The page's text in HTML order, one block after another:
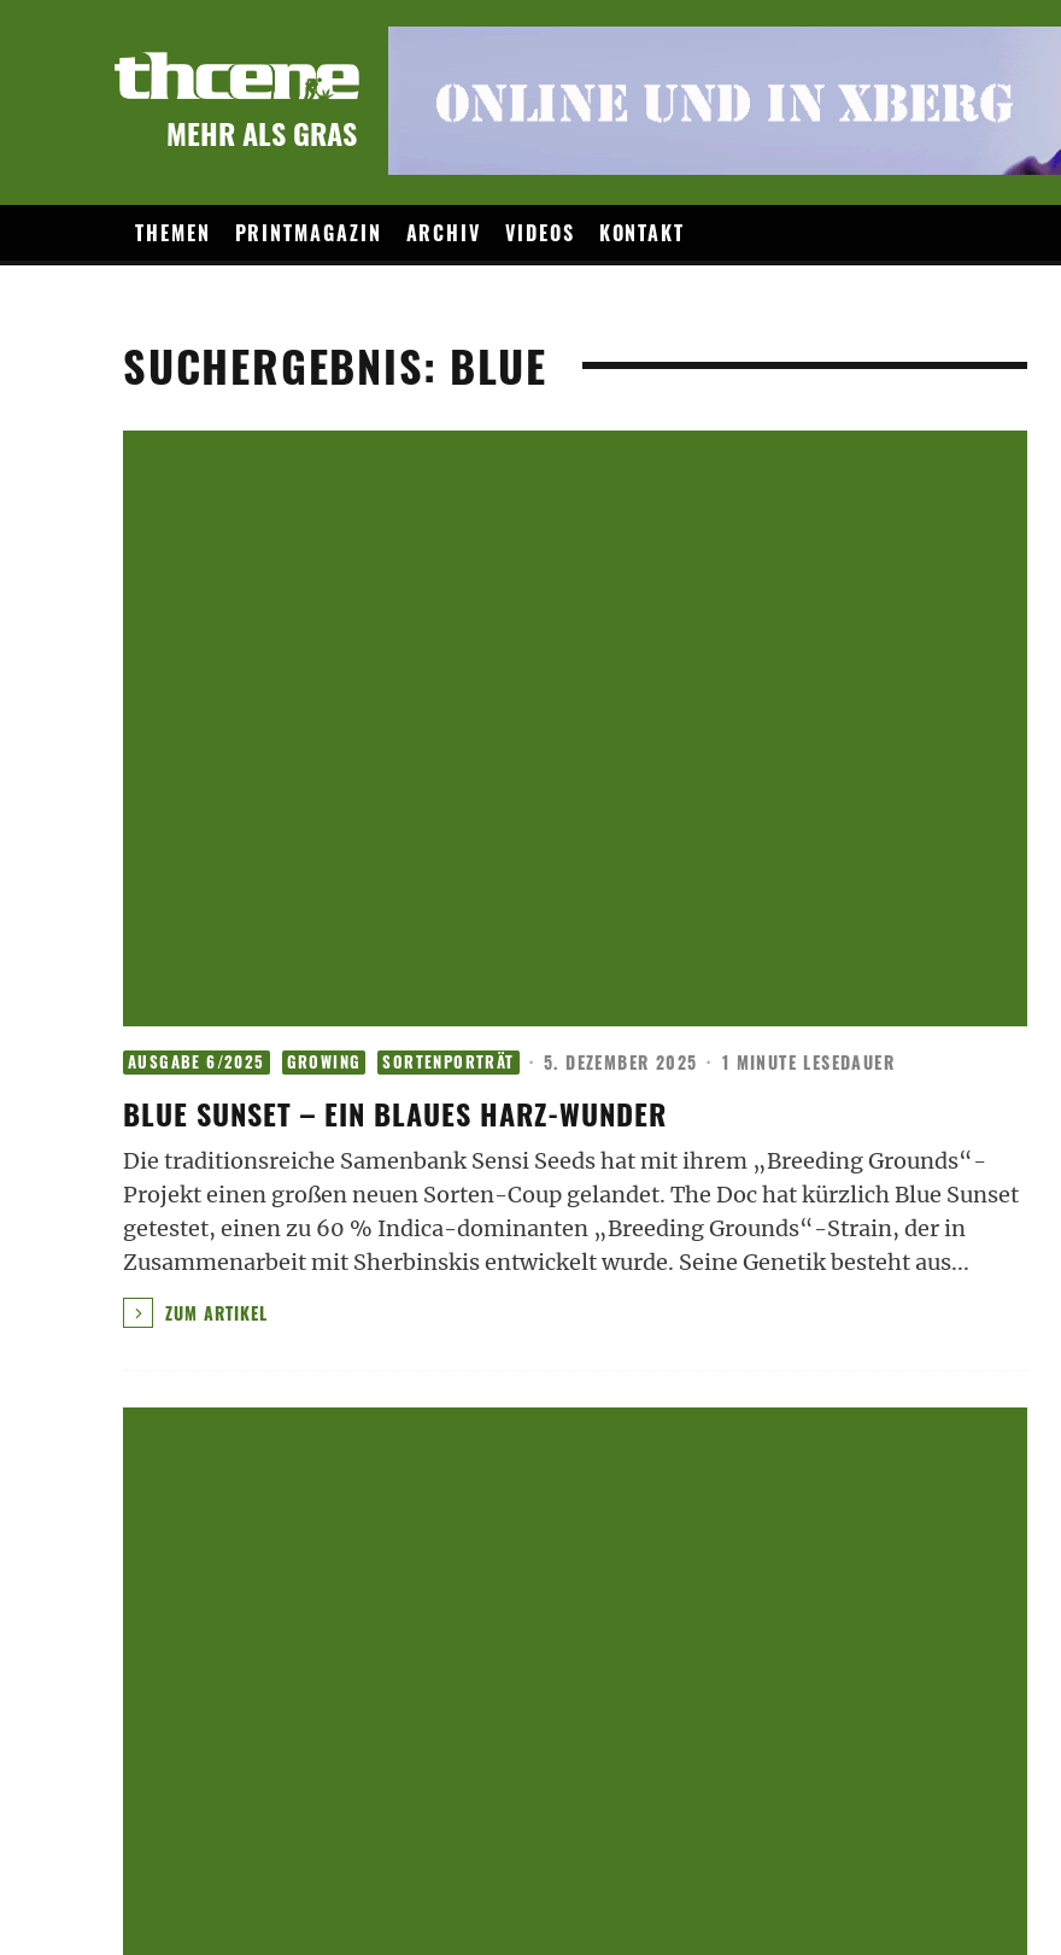
MEHR ALS GRAS
THEMEN PRINTMAGAZIN ARCHIV VIDEOS KONTAKT
SUCHERGEBNIS: BLUE
AUSGABE 6/2025 GROWING SORTENPORTRÄT · 5. DEZEMBER 2025 · 1 MINUTE LESEDAUER
BLUE SUNSET – EIN BLAUES HARZ-WUNDER
Die traditionsreiche Samenbank Sensi Seeds hat mit ihrem „Breeding Grounds“-
Projekt einen großen neuen Sorten-Coup gelandet. The Doc hat kürzlich Blue Sunset
getestet, einen zu 60 % Indica-dominanten „Breeding Grounds“-Strain, der in
Zusammenarbeit mit Sherbinskis entwickelt wurde. Seine Genetik besteht aus...
ZUM ARTIKEL